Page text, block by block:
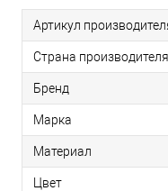
Артикул
Страна производителя
Бренд
Марка
Материал
Цвет